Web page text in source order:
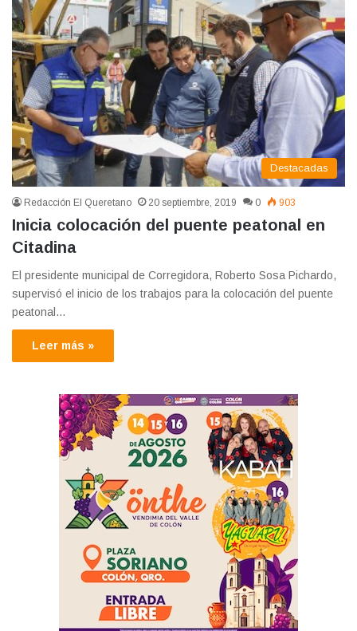
Destacadas
Redacción El Queretano 20 septiembre, 2019 0 903
Inicia colocación del puente peatonal en
Citadina
El presidente municipal de Corregidora, Roberto Sosa Pichardo,
supervisó el inicio de los trabajos para la colocación del puente
peatonal…
Leer más »